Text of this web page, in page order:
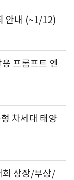
안내 (~1/12)
프롬프트 엔
차세대 태양
회 상장/부상/